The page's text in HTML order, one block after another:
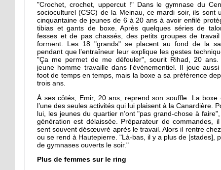
"Crochet, crochet, uppercut !" Dans le gymnase du
socioculturel (CSC) de la Meinau, ce mardi soir, ils sont
cinquantaine de jeunes de 6 à 20 ans à avoir enfilé
tibias et gants de boxe. Après quelques séries de
fesses et de pas chassés, des petits groupes de
forment. Les 18 "grands" se placent au fond de la
pendant que l’entraîneur leur explique les gestes
"Ça me permet de me défouler", sourit Rihad, 20 ans.
jeune homme travaille dans l'événementiel. Il joue aussi
foot de temps en temps, mais la boxe a sa préférence
trois ans.
À ses côtés, Emir, 20 ans, reprend son souffle. La boxe
l’une des seules activités qui lui plaisent à la Canardière.
lui, les jeunes du quartier n’ont "pas grand-chose à
génération est délaissée. Préparateur de commandes,
sent souvent désœuvré après le travail. Alors il rentre
ou se rend à Hautepierre. "Là-bas, il y a plus de [stades],
de gymnases ouverts le soir."
Plus de femmes sur le ring